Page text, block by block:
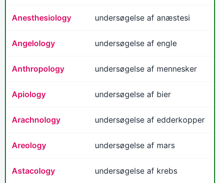
Anesthesiology undersøgelse af anæstesi
Angelology undersøgelse af engle
Anthropology undersøgelse af mennesker
Apiology undersøgelse af bier
Arachnology undersøgelse af edderkopper
Areology undersøgelse af mars
Astacology undersøgelse af krebs